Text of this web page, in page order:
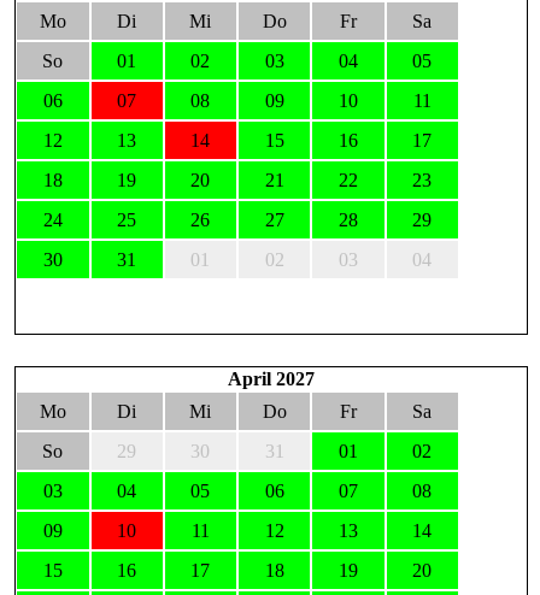
Mo
Di Mi Do Fr
Sa
So
01 02 03 04
05
06
07 08 09 10
11
12
13 14 15 16
17
18
19 20 21 22
23
24
25 26 27 28
29
30
31 01 02 03 04
April 2027
Mo
Di Mi Do Fr
Sa
So
29 30 31 01
02
03
04 05 06 07
08
09
10 11 12 13
14
15
16 17 18 19
20